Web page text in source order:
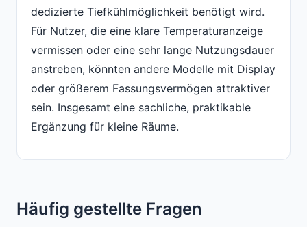
dedizierte Tiefkühlmöglichkeit benötigt wird.
Für Nutzer, die eine klare Temperaturanzeige
vermissen oder eine sehr lange Nutzungsdauer
anstreben, könnten andere Modelle mit Display
oder größerem Fassungsvermögen attraktiver
sein. Insgesamt eine sachliche, praktikable
Ergänzung für kleine Räume.
Häufig gestellte Fragen